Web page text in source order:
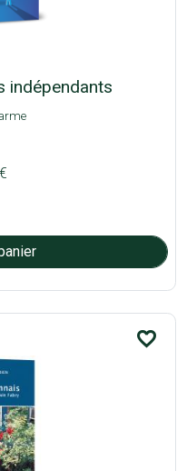
indépendants
favorite_border